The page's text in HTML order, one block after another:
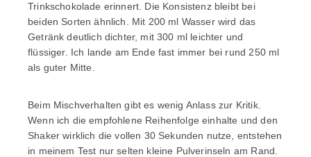
Trinkschokolade erinnert. Die Konsistenz bleibt bei
beiden Sorten ähnlich. Mit 200 ml Wasser wird das
Getränk deutlich dichter, mit 300 ml leichter und
flüssiger. Ich lande am Ende fast immer bei rund 250 ml
als guter Mitte.
Beim Mischverhalten gibt es wenig Anlass zur Kritik.
Wenn ich die empfohlene Reihenfolge einhalte und den
Shaker wirklich die vollen 30 Sekunden nutze, entstehen
in meinem Test nur selten kleine Pulverinseln am Rand.